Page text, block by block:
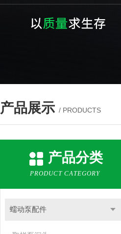
产品展示 / PRODUCTS
产品分类
PRODUCT CATEGORY
蠕动泵配件